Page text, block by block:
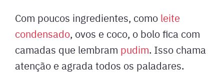
Com poucos ingredientes, como leite
condensado, ovos e coco, o bolo fica com
camadas que lembram pudim. Isso chama
atenção e agrada todos os paladares.